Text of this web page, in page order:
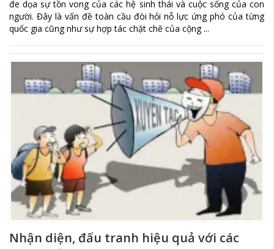
đe dọa sự tồn vong của các hệ sinh thái và cuộc sống của con
người. Đây là vấn đề toàn cầu đòi hỏi nỗ lực ứng phó của từng
quốc gia cũng như sự hợp tác chặt chẽ của cộng ...
Nhận diện, đấu tranh hiệu quả với các